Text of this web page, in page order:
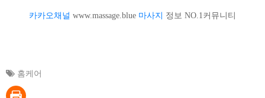
카카오채널 www.massage.blue 마사지 정보 NO.1커뮤니티
홈케어